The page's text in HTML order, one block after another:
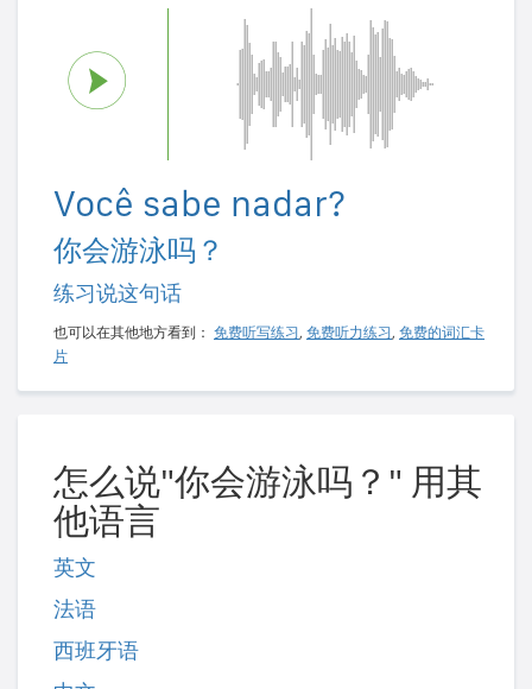
Você sabe nadar?
你会游泳吗？
练习说这句话
也可以在其他地方看到： 免费听写练习 , 免费听力练习 , 免费的词汇卡
片
怎么说"你会游泳吗？" 用其
他语言
英文
法语
西班牙语